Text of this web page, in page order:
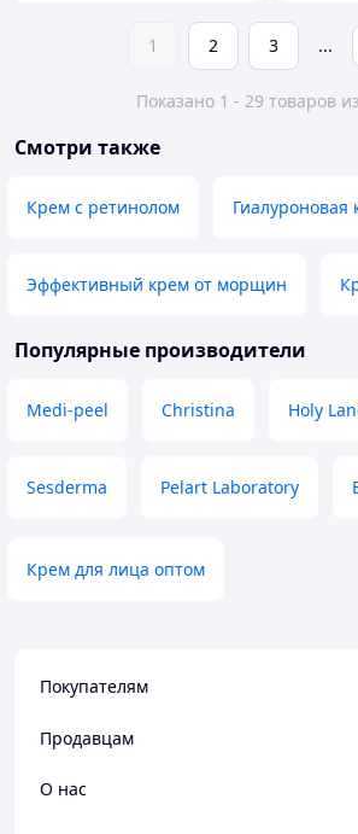
1 2 3 ...
Показано 1 - 29 товаров
Смотри также
Крем с ретинолом Гиалуроновая
Эффективный крем от морщин
Популярные производители
Medi-peel Christina Holy
Sesderma Pelart Laboratory
Крем для лица оптом
Покупателям
Продавцам
О нас